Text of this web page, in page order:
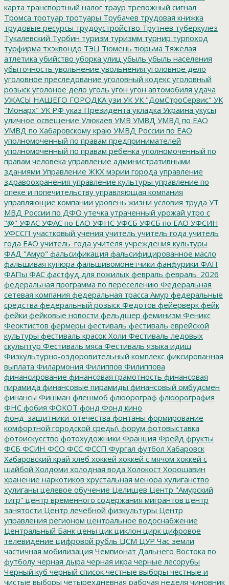
карта транспортный налог траур тревожный сигнал
Тромса тротуар тротуары Трубачев трудовая книжка
трудовые ресурсы трудоустройство Трутнев туберкулез
Тукалевский Турбин туризм туризмм турнир турпоход
турфирма тхэквондо ТЭЦ Тюмень тюрьма Тяжелая
атлетика убийство уборка улиц убыль убыль населения
убыточность увольнение увольнения уголовное дело
уголовное преследование уголовный кодекс уголовный
розыск уголоное дело уголь угон угон автомобиля удача
УЖАСЫ НАШЕГО ГОРОДКА узи УК УК "ДомСтроСервис" УК
"Монарх" УК РФ указ Президента укладка Украина укусы
уличное освещение Улюкаев УМВ УМВД УМВД по ЕАО
УМВД по Хабаровскому краю УМВД России по ЕАО
уполномоченный по правам предпринимателей
уполномоченный по правам ребенка уполномоченный по
правам человека управление административными
зданиями Управление ЖКХ мэрии города управление
здравоохранения управление культуры управление по
опеке и попечительству управляющая компания
управляющие компании уровень жизни условия труда УТ
МВД России по ДФО утечка утраченный урожай утро с
"@" УФАС УФАС по ЕАО УФНС УФСБ УФСБ по ЕАО УФСИН
УФССП участковый учения учитель учитель года учитель
года ЕАО учитель_года учителя учреждения культуры
ФАД "Амур" фальсификация фальсифицированное масло
фальшивая купюра фальшивомонетчики фанфурики ФАП
ФАПы ФАС фастфуд для пожилых февраль февраль_2026
федеральная программа по переселению Федеральная
сетевая компания федеральная трасса Амур федеральные
средства федеральный розыск Федотов фейерверк фейк
фейки фейковые новости фельдшер феминизм Феникс
Феоктистов фермеры фестиваль фестиваль еврейской
культуры фестиваль красок Холи Фестиваль ледовых
скульптур Фестиваль мяса Фестиваль языка идиш
Физкультурно-оздоровительный комплекс фиксированная
выплата Филармония Филиппов Филиппова
финансирование финансовая грамотность финансовая
пирамида финансовые пирамиды финансовый омбудсмен
финансы Фишман флешмоб флюорограф флюорография
ФНС фобия ФОКОТ фонд Фонд кино
фонд_защитники_отечества фонтаны формирование
комфортной городской среды\ форум фотовыставка
фотоискусство фотохудожники Франция Фрейд фрукты
ФСБ ФСИН ФСО ФСС ФССП Фургал футбол Хабаровск
Хабаровский край хлеб хоккей хоккей с мячом хоккей с
шайбой Холдоми холодная вода Холокост Хорошавин
хранение наркотиков хрустальная менора хулиганство
хулиганы целевое обучение Целищев Центр "Амурский
тигр" центр временного содержания мигрантов центр
занятости Центр лечебной физкультуры Центр
управления регионом центральное водоснабжение
Центральный Банк цены цик циклон цирк цифровое
телевидение цифровой рубль ЦСМ ЦУР Час земли
частичная мобилизация Чемпионат Дальнего Востока по
футболу черная дыра черная икра черные лесорубы
Черный куб черный список честные выборы честные и
чистые выборы четырехдневная рабочая неделя чиновник